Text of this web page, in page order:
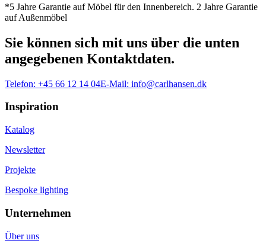
*5 Jahre Garantie auf Möbel für den Innenbereich. 2 Jahre Garantie
auf Außenmöbel
Sie können sich mit uns über die unten
angegebenen Kontaktdaten.
Telefon: +45 66 12 14 04E-Mail: info@carlhansen.dk
Inspiration
Katalog
Newsletter
Projekte
Bespoke lighting
Unternehmen
Über uns